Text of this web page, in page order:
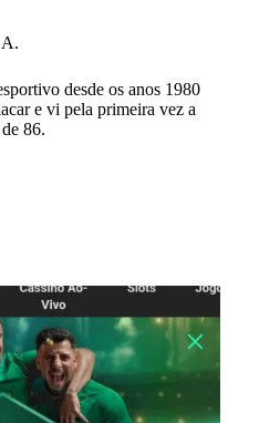
A.
desde os anos 1980
e vi pela primeira vez a
86.